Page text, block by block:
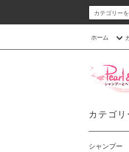
ホーム
カテゴ
シャンプー